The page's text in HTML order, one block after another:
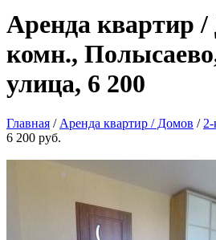
Аренда квартир
комн.,
улица, 6 200
Главная / Аренда квартир / Домов /
6 200 руб.